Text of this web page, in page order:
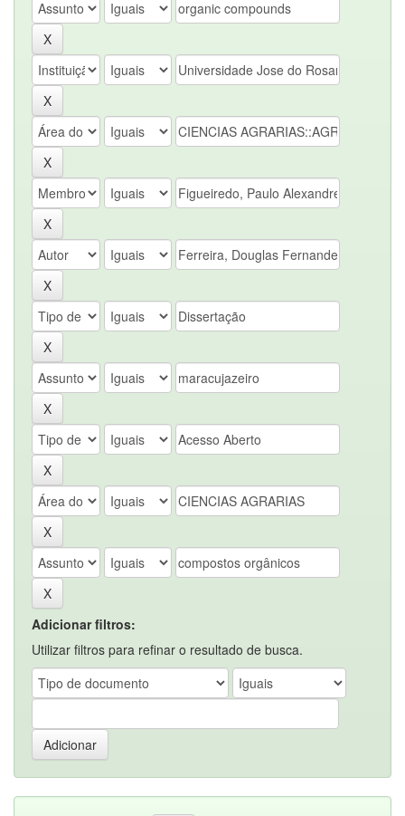
Adicionar filtros:
Utilizar filtros para refinar o resultado de busca.